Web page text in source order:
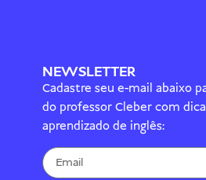
NEWSLETTER
Cadastre seu e-mail abaixo
do professor Cleber com
aprendizado de inglês: